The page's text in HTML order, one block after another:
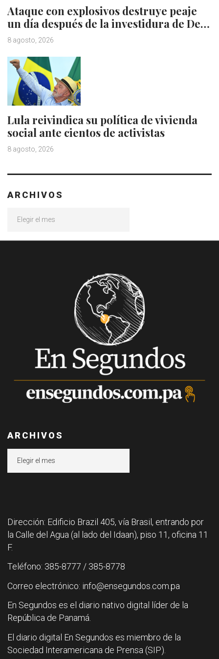
Ataque con explosivos destruye peaje
un día después de la investidura de De…
8 agosto, 2026
Lula reivindica su política de vivienda
social ante cientos de activistas
8 agosto, 2026
ARCHIVOS
ARCHIVOS
Dirección: Edificio Brazil 405, vía Brasil, entrando por
la Calle del Agua (al lado del Idaan), piso 11, oficina 11
F.
Teléfono: 385-8777 / 385-8778
Correo electrónico: info@ensegundos.com.pa
En Segundos es el diario nativo digital líder de la
República de Panamá.
El diario digital En Segundos es miembro de la
Sociedad Interamericana de Prensa (SIP).